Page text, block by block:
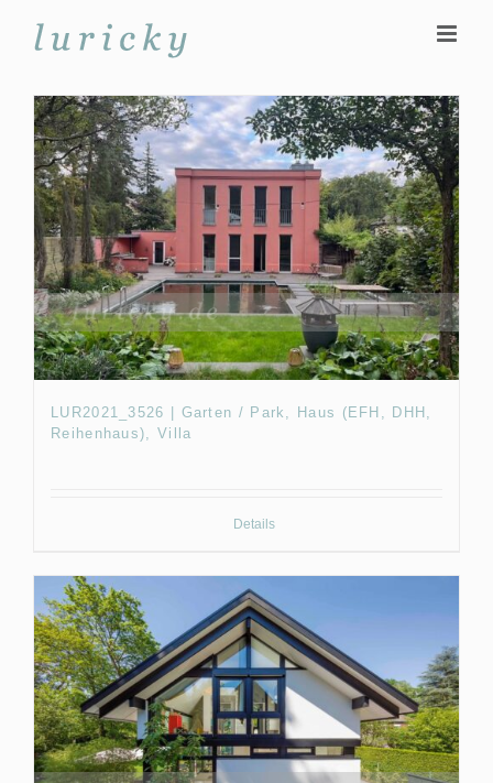
springen
LUR2021_3526 | Garten / Park, Haus (EFH, DHH,
Reihenhaus), Villa
Details